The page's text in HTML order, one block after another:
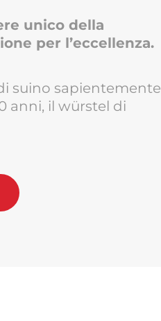
unico della
per l’eccellenza.
suino sapientemente
anni, il würstel di